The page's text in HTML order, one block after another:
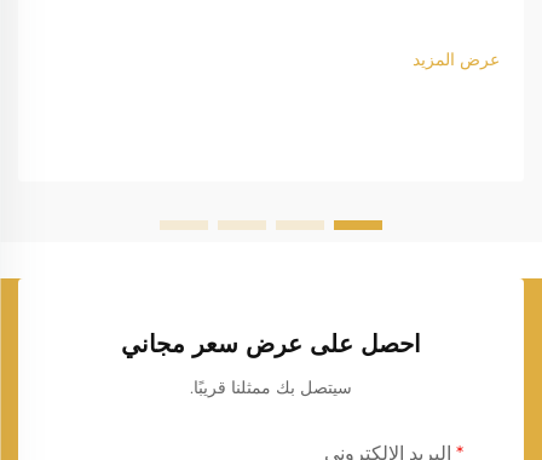
عرض المزيد
احصل على عرض سعر مجاني
سيتصل بك ممثلنا قريبًا.
البريد الإلكتروني